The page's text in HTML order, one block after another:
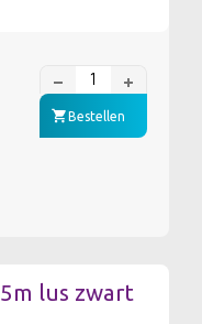
Bestellen
lus zwart